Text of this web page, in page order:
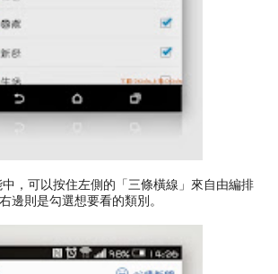
，可以按住左側的「三條橫線」來自由編排
邊則是勾選想要看的類別。